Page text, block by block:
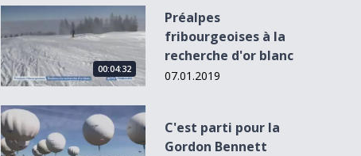
Préalpes fribourgeoises à la recherche d&#039;or blanc
00:04:32
Préalpes
fribourgeoises à la
recherche d'or blanc
07.01.2019
C&#039;est parti pour la Gordon Bennett
C'est parti pour la
Gordon Bennett